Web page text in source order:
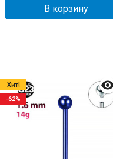
В корзину
Хит!
-62%